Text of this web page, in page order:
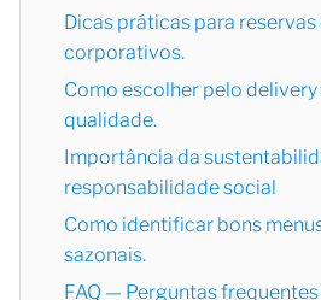
Dicas práticas para
corporativos.
Como escolher pelo
qualidade.
Importância da
responsabilidade social
Como identificar bons
sazonais.
FAQ — Perguntas